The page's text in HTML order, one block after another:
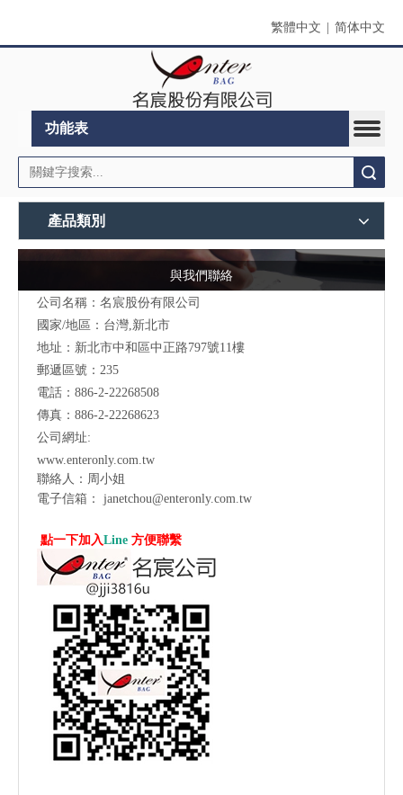
繁體中文 简体中文
功能表
產品類別
與我們聯絡
公司名稱：名宸股份有限公司
國家/地區：台灣,新北市
地址：新北市中和區中正路797號11樓
郵遞區號：235
電話：886-2-22268508
傳真：886-2-22268623
公司網址:
www.enteronly.com.tw
聯絡人：周小姐
電子信箱： janetchou@enteronly.com.tw
點一下加入Line 方便聯繫